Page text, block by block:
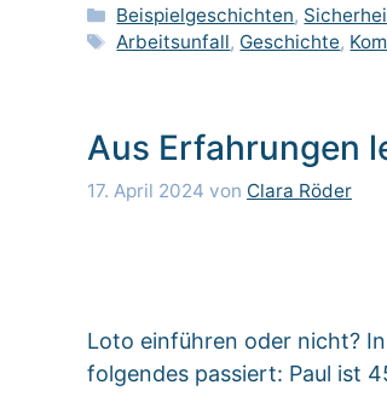
Kategorien
Beispielgeschichten,
Schlagwörter
Arbeitsunfall, Geschichte,
Aus Erfahrungen
17. April 2024 von Clara Röder
Loto einführen oder nicht?
folgendes passiert: Paul ist